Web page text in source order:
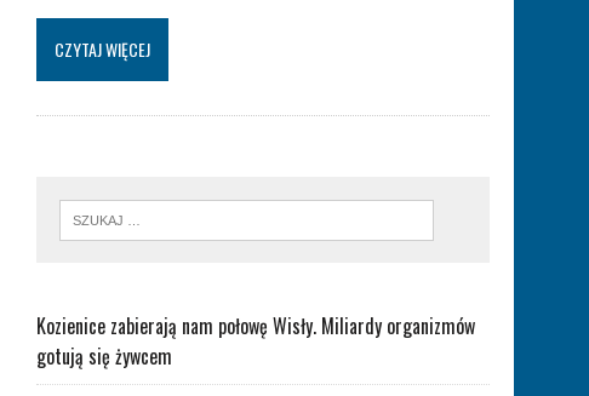
CZYTAJ WIĘCEJ
Kozienice zabierają nam połowę Wisły. Miliardy organizmów
gotują się żywcem